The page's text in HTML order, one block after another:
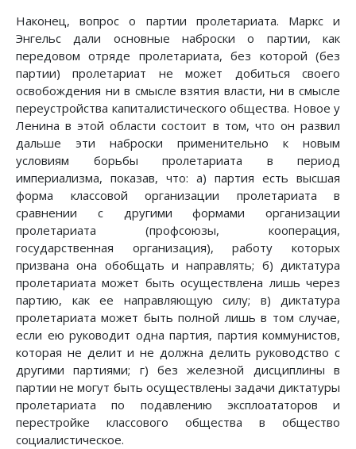
Наконец, вопрос о партии пролетариата. Маркс и
Энгельс дали основные наброски о партии, как
передовом отряде пролетариата, без которой (без
партии) пролетариат не может добиться своего
освобождения ни в смысле взятия власти, ни в смысле
переустройства капиталистического общества. Новое у
Ленина в этой области состоит в том, что он развил
дальше эти наброски применительно к новым
условиям борьбы пролетариата в период
империализма, показав, что: а) партия есть высшая
форма классовой организации пролетариата в
сравнении с другими формами организации
пролетариата (профсоюзы, кооперация,
государственная организация), работу которых
призвана она обобщать и направлять; б) диктатура
пролетариата может быть осуществлена лишь через
партию, как ее направляющую силу; в) диктатура
пролетариата может быть полной лишь в том случае,
если ею руководит одна партия, партия коммунистов,
которая не делит и не должна делить руководство с
другими партиями; г) без железной дисциплины в
партии не могут быть осуществлены задачи диктатуры
пролетариата по подавлению эксплоататоров и
перестройке классового общества в общество
социалистическое.